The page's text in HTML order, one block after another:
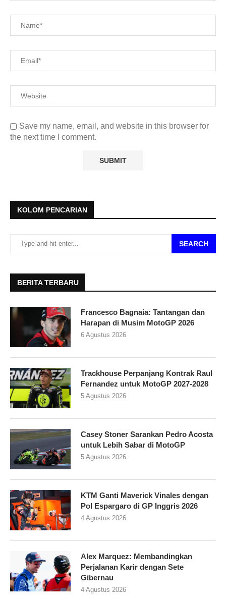
Save my name, email, and website in this browser for
the next time I comment.
KOLOM PENCARIAN
SEARCH
BERITA TERBARU
Francesco Bagnaia: Tantangan dan
Harapan di Musim MotoGP 2026
6 Agustus 2026
Trackhouse Perpanjang Kontrak Raul
Fernandez untuk MotoGP 2027-2028
5 Agustus 2026
Casey Stoner Sarankan Pedro Acosta
untuk Lebih Sabar di MotoGP
5 Agustus 2026
KTM Ganti Maverick Vinales dengan
Pol Espargaro di GP Inggris 2026
4 Agustus 2026
Alex Marquez: Membandingkan
Perjalanan Karir dengan Sete
Gibernau
4 Agustus 2026